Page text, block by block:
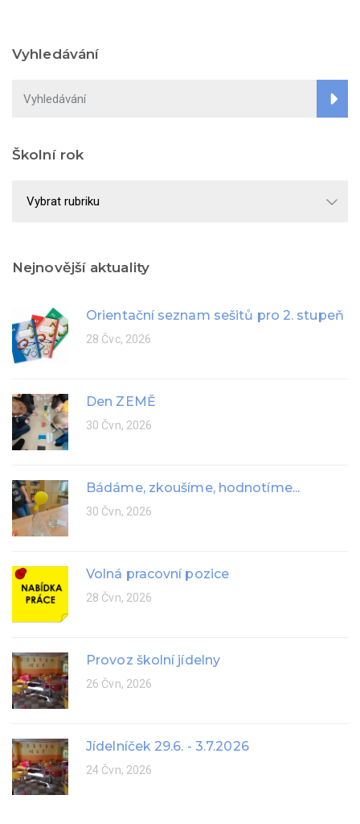
Vyhledávání
Školní rok
rok
Nejnovější aktuality
Orientační seznam sešitů pro 2. stupeň
28 Čvc, 2026
Den ZEMĚ
30 Čvn, 2026
Bádáme, zkoušíme, hodnotíme...
30 Čvn, 2026
Volná pracovní pozice
28 Čvn, 2026
Provoz školní jídelny
26 Čvn, 2026
Jídelníček 29.6. - 3.7.2026
24 Čvn, 2026